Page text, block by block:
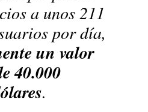
a unos 211
por día,
un valor
40.000
.